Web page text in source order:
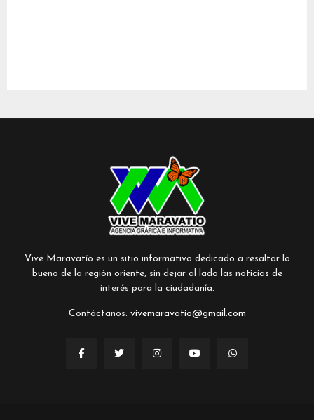
Vive Maravatío es un sitio informativo dedicado a resaltar lo
bueno de la región oriente, sin dejar al lado las noticias de
interés para la ciudadanía.
Contáctanos: vivemaravatio@gmail.com